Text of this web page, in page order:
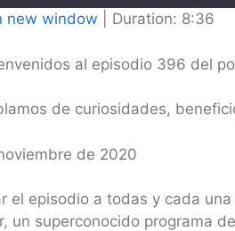
new window Duration: 8:36
al episodio 396 del
de curiosidades,
de 2020
el episodio a todas y cada
un superconocido programa